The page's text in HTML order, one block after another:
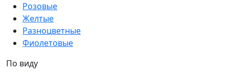
Розовые
Желтые
Разноцветные
Фиолетовые
По виду